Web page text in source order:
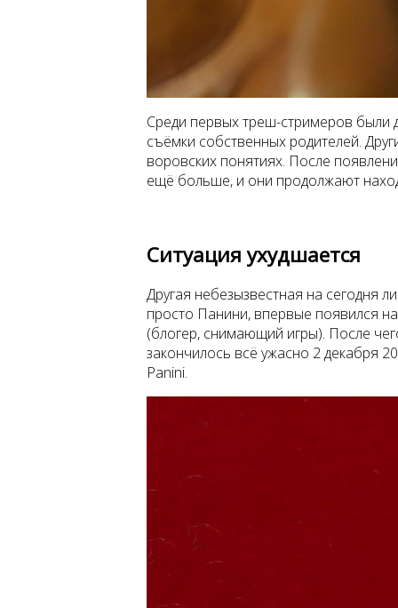
Среди первых треш-стримеров были
съёмки собственных родителей.
воровских понятиях. После
ещё больше, и они продолжают
Ситуация ухудшается
Другая небезызвестная на сегодня
просто Панини, впервые появился на
(блогер, снимающий игры). После
закончилось всё ужасно 2 декабря
Panini.